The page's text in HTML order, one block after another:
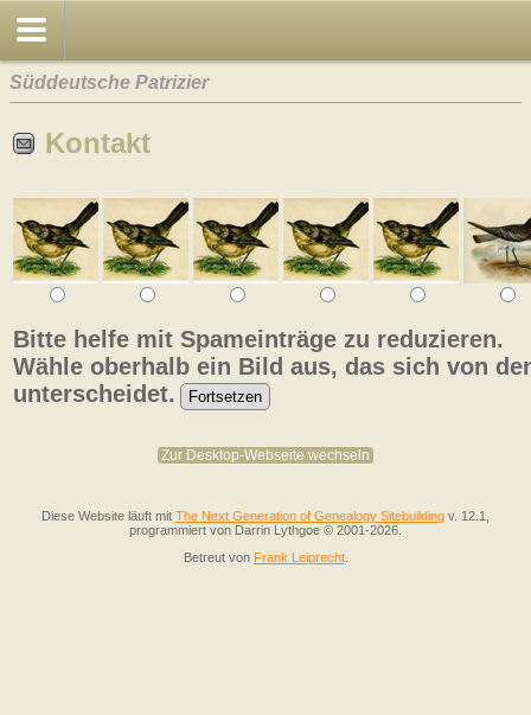
Süddeutsche Patrizier
Kontakt
Bitte helfe mit Spameinträge zu reduzieren.
Wähle oberhalb ein Bild aus, das sich von
unterscheidet.
Zur Desktop-Webseite wechseln
Diese Website läuft mit The Next Generation of Genealogy Sitebuilding v. 12.1,
programmiert von Darrin Lythgoe © 2001-2026.
Betreut von Frank Leiprecht.